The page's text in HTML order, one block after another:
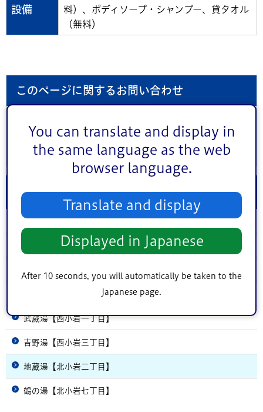
You can translate and display in
the same language as the web
browser language.
Translate and display
Displayed in Japanese
After 10 seconds, you will automatically be taken to the
Japanese page.
設備
料）、ボディソープ・シャンプー、貸タオル
（無料）
このページに関するお問い合わせ
小岩地区
島田浴場【南小岩四丁目】
亀の湯【東小岩四丁目】
友の湯【東小岩五丁目】
武蔵湯【西小岩一丁目】
吉野湯【西小岩三丁目】
地蔵湯【北小岩二丁目】
鶴の湯【北小岩七丁目】